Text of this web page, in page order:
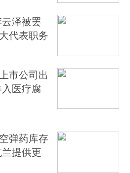
泽被罢
代表职务
市公司出
医疗腐
弹药库存
提供更